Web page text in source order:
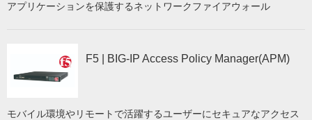
アプリケーションを保護するネットワークファイアウォール
F5 | BIG-IP Access Policy Manager(APM)
モバイル環境やリモートで活躍するユーザーにセキュアなアクセス